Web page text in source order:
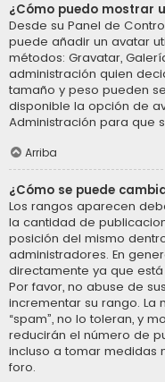
¿Cómo puedo mostrar
Desde su Panel de
puede añadir un avatar
métodos: Gravatar,
administración quien
tamaño y peso pueden
disponible la opción de
Administración para que
Arriba
¿Cómo se puede
Los rangos aparecen
la cantidad de
posición del mismo
administradores. En
directamente ya que
Por favor, no abuse de
incrementar su rango. La
“spam”, no lo toleran, y
reducirán el número de
incluso a tomar medidas
foro.